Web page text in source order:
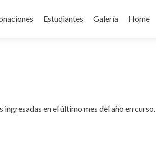
Estudiantes Galería Home
en el último mes del año en curso.